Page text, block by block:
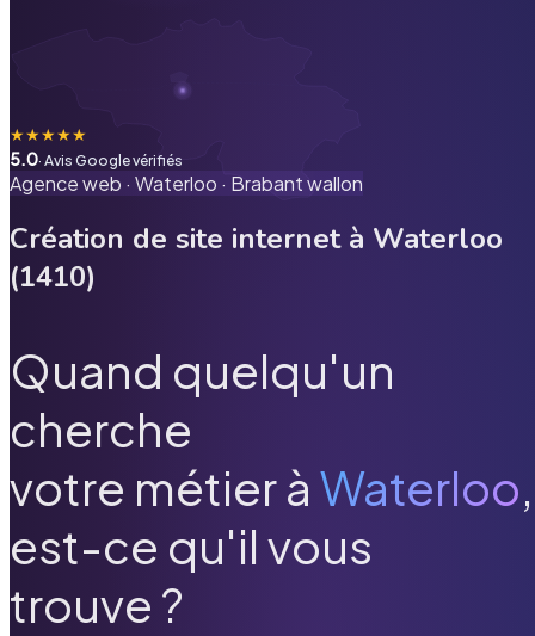
★★★★★
5.0· Avis Google vérifiés
Agence web · Waterloo · Brabant wallon
Création de site internet à Waterloo
(1410)
Quand quelqu'un
cherche
votre métier à Waterloo,
est-ce qu'il vous
trouve ?